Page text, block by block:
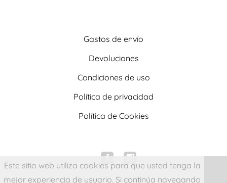
Gastos de envío
Devoluciones
Condiciones de uso
Política de privacidad
Política de Cookies
Este sitio web utiliza cookies para que usted tenga la
mejor experiencia de usuario. Si continúa navegando